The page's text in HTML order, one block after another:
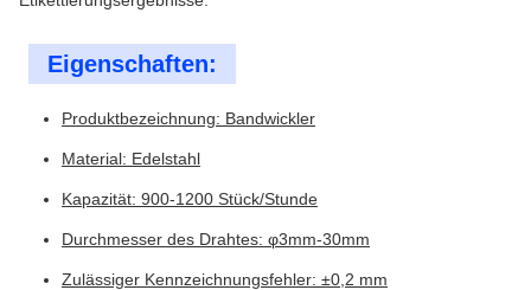
Eigenschaften:
Produktbezeichnung: Bandwickler
Material: Edelstahl
Kapazität: 900-1200 Stück/Stunde
Durchmesser des Drahtes: φ3mm-30mm
Zulässiger Kennzeichnungsfehler: ±0,2 mm